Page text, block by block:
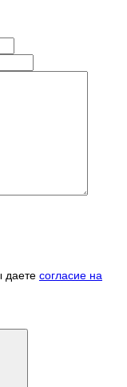
даете согласие на